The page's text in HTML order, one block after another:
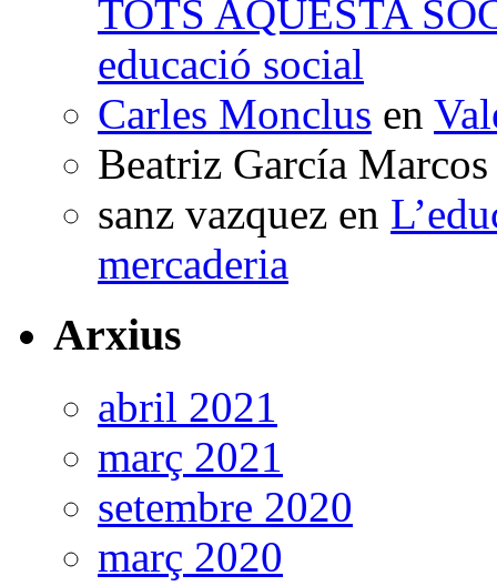
TOTS AQUESTA
educació social
Carles Monclus en
Beatriz García Marcos
sanz vazquez en
mercaderia
Arxius
abril 2021
març 2021
setembre 2020
març 2020